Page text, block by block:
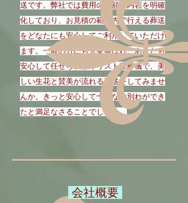
送です。弊社では費用の金額や内容を明確
化しており、お見積の範囲内で行える葬送
をどなたにも安心してご利用していただけ
ます。一般の方にも大変喜ばれ、あなたも
安心して任せられるキリスト教葬儀で、美
しい生花と賛美が流れる葬送をしてみませ
んか。きっと安心して十分なお別れができ
たと満足なさることでしょう。
​ 会社概要